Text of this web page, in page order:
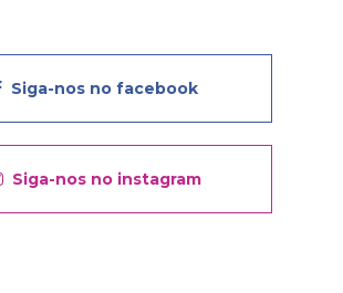
Siga-nos no facebook
Siga-nos no instagram